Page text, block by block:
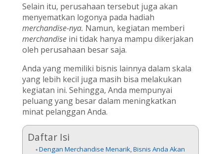
Selain itu, perusahaan tersebut juga akan
menyematkan logonya pada hadiah
merchandise-nya. Namun, kegiatan memberi
merchandiseini tidak hanya mampu dikerjakan
oleh perusahaan besar saja.
Anda yang memiliki bisnis lainnya dalam skala
yang lebih kecil juga masih bisa melakukan
kegiatan ini. Sehingga, Anda mempunyai
peluang yang besar dalam meningkatkan
minat pelanggan Anda.
Daftar Isi
Dengan Merchandise Menarik, Bisnis Anda Akan